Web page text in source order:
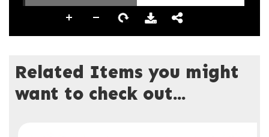
Related Items you might
want to check out...